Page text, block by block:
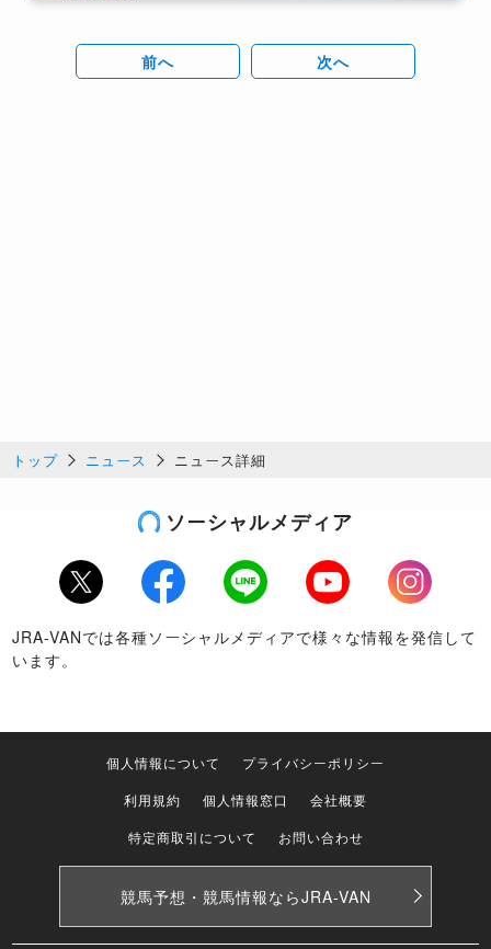
前へ 次へ
トップ ニュース ニュース詳細
ソーシャルメディア
Twitter Facebook LINE Youtube
Instagram
JRA-VANでは各種ソーシャルメディアで様々な情報を発信して
います。
個人情報について
プライバシーポリシー
利用規約
個人情報窓口
会社概要
特定商取引について
お問い合わせ
競馬予想・競馬情報ならJRA-VAN